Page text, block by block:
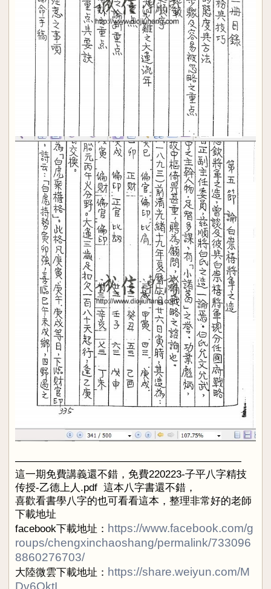
——————————————————————
這一期免費講義還不錯， 免費220223-子平八字精技
传授-乙德上人.pdf 這本八字書還不錯，
喜歡看書學八字的也可看看這本，整理非常好的老師
下載地址
facebook下載地址： https://www.facebook.com/g
roups/chengxinchaoshang/permalink/733096
8860276703/
大陸微雲下載地址： https://share.weiyun.com/M